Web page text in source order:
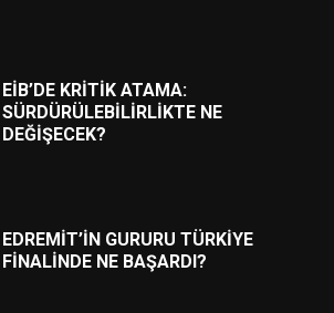
EİB’DE KRİTİK ATAMA:
SÜRDÜRÜLEBİLİRLİKTE NE
DEĞİŞECEK?
EDREMİT’İN GURURU TÜRKİYE
FİNALİNDE NE BAŞARDI?